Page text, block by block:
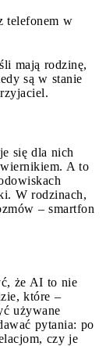
telefonem w
mają rodzinę,
są w stanie
się dla nich
A to
W rodzinach,
– smartfon
że AI to nie
które –
używane
pytania: po
czy je